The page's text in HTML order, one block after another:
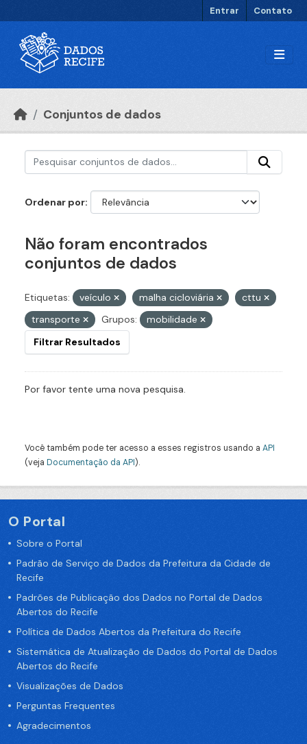
Entrar Contato
Conjuntos de dados
Ordenar por
Não foram encontrados
conjuntos de dados
Etiquetas: veículo malha cicloviária
cttu
transporte
Grupos:
mobilidade
Filtrar Resultados
Por favor tente uma nova pesquisa.
Você também pode ter acesso a esses registros usando a API
(veja Documentação da API).
O Portal
Sobre o Portal
Padrão de Serviço de Dados da Prefeitura da Cidade de
Recife
Padrões de Publicação dos Dados no Portal de Dados
Abertos do Recife
Política de Dados Abertos da Prefeitura do Recife
Sistemática de Atualização de Dados do Portal de Dados
Abertos do Recife
Visualizações de Dados
Perguntas Frequentes
Agradecimentos